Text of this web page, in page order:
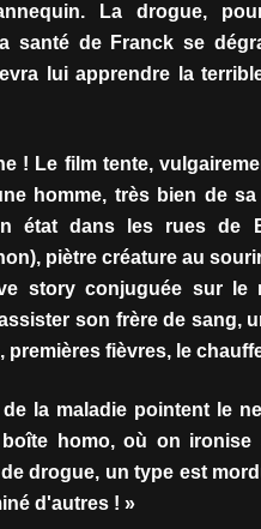
La drogue,
santé de Franck se
lui apprendre la
! Le film tente,
homme, très bien de
état dans les rues de
piètre créature au
story conjuguée sur le
son frère de sang,
premières fièvres, le
la maladie pointent le
homo, où on
drogue, un type est
d'autres ! »